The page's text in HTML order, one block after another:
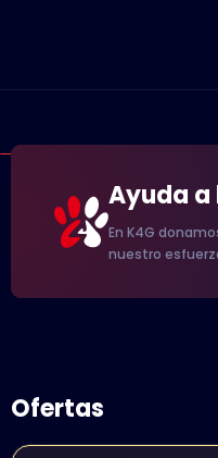
Ayuda a
En K4G
nuestro
Ofertas